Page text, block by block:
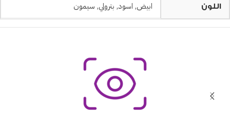
اللون ابيض, اسود, بترولي, سيمون